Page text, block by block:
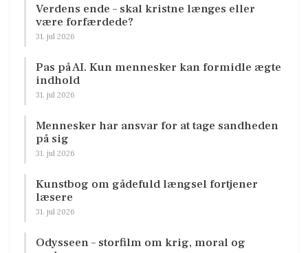
Verdens ende – skal kristne længes eller
være forfærdede?
31. jul 2026
Pas på AI. Kun mennesker kan formidle ægte
indhold
31. jul 2026
Mennesker har ansvar for at tage sandheden
på sig
31. jul 2026
Kunstbog om gådefuld længsel fortjener
læsere
31. jul 2026
Odysseen – storfilm om krig, moral og